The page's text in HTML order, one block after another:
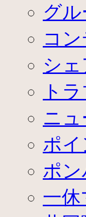
グ
コ
シ
ト
ニ
ポ
ポン
一休